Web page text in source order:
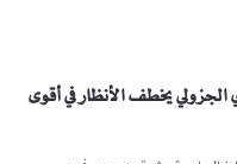
يخطف الأنظار في أقوى